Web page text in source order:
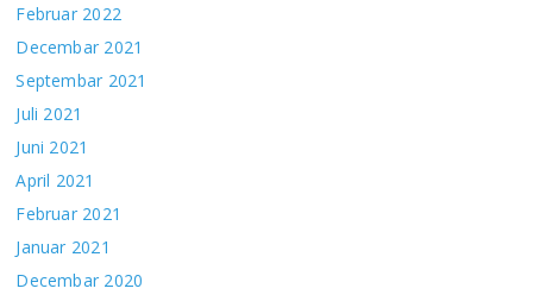
Februar 2022
Decembar 2021
Septembar 2021
Juli 2021
Juni 2021
April 2021
Februar 2021
Januar 2021
Decembar 2020